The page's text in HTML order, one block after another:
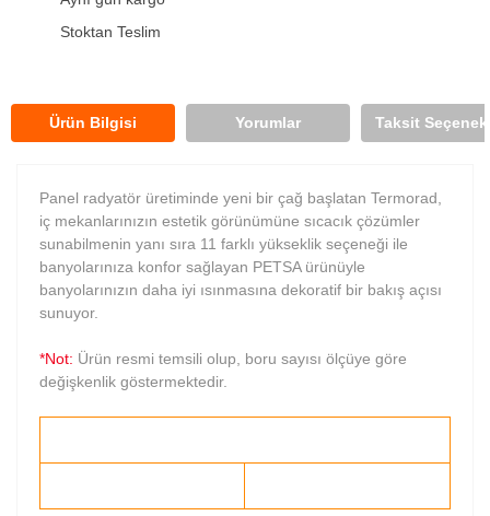
Stoktan Teslim
Ürün Bilgisi Yorumlar Taksit
Panel radyatör üretiminde yeni bir çağ başlatan Termorad,
iç mekanlarınızın estetik görünümüne sıcacık çözümler
sunabilmenin yanı sıra 11 farklı yükseklik seçeneği ile
banyolarınıza konfor sağlayan PETSA ürünüyle
banyolarınızın daha iyi ısınmasına dekoratif bir bakış açısı
sunuyor.
*Not: Ürün resmi temsili olup, boru sayısı ölçüye göre
değişkenlik göstermektedir.